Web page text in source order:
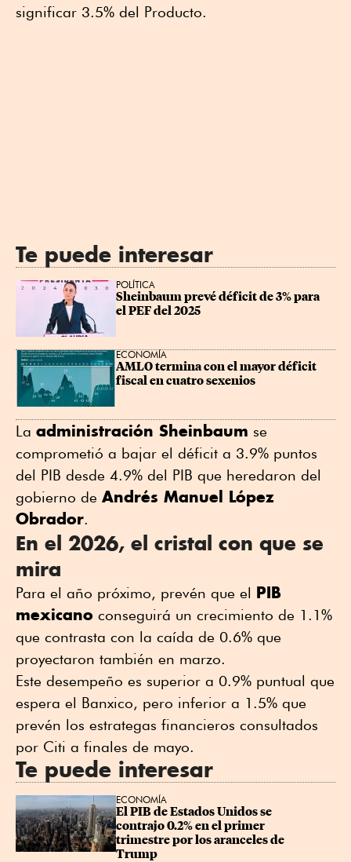
significar 3.5% del Producto.
Te puede interesar
POLÍTICA
Sheinbaum prevé déficit de 3% para
el PEF del 2025
ECONOMÍA
AMLO termina con el mayor déficit
fiscal en cuatro sexenios
La administración Sheinbaum se
comprometió a bajar el déficit a 3.9% puntos
del PIB desde 4.9% del PIB que heredaron del
gobierno de Andrés Manuel López
Obrador.
En el 2026, el cristal con que se
mira
Para el año próximo, prevén que el PIB
mexicano conseguirá un crecimiento de 1.1%
que contrasta con la caída de 0.6% que
proyectaron también en marzo.
Este desempeño es superior a 0.9% puntual que
espera el Banxico, pero inferior a 1.5% que
prevén los estrategas financieros consultados
por Citi a finales de mayo.
Te puede interesar
ECONOMÍA
El PIB de Estados Unidos se
contrajo 0.2% en el primer
trimestre por los aranceles de
Trump